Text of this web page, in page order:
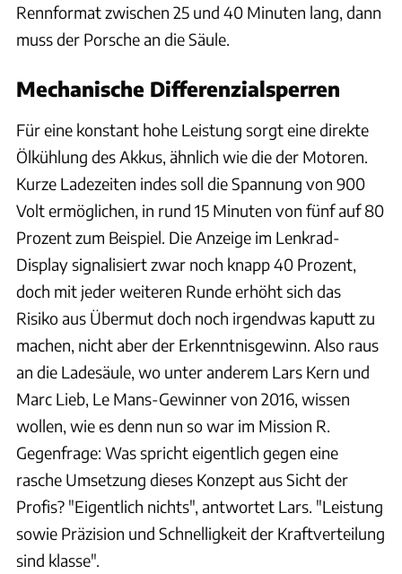
Rennformat zwischen 25 und 40 Minuten lang, dann
muss der Porsche an die Säule.
Mechanische Differenzialsperren
Für eine konstant hohe Leistung sorgt eine direkte
Ölkühlung des Akkus, ähnlich wie die der Motoren.
Kurze Ladezeiten indes soll die Spannung von 900
Volt ermöglichen, in rund 15 Minuten von fünf auf 80
Prozent zum Beispiel. Die Anzeige im Lenkrad-
Display signalisiert zwar noch knapp 40 Prozent,
doch mit jeder weiteren Runde erhöht sich das
Risiko aus Übermut doch noch irgendwas kaputt zu
machen, nicht aber der Erkenntnisgewinn. Also raus
an die Ladesäule, wo unter anderem Lars Kern und
Marc Lieb, Le Mans-Gewinner von 2016, wissen
wollen, wie es denn nun so war im Mission R.
Gegenfrage: Was spricht eigentlich gegen eine
rasche Umsetzung dieses Konzept aus Sicht der
Profis? "Eigentlich nichts", antwortet Lars. "Leistung
sowie Präzision und Schnelligkeit der Kraftverteilung
sind klasse".